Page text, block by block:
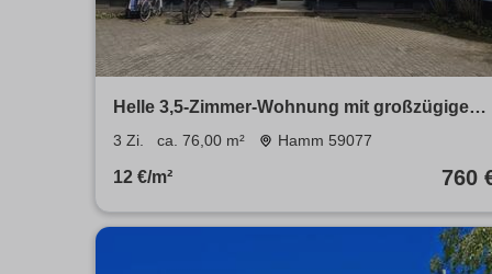
Helle 3,5-Zimmer-Wohnung mit großzügigem
Wohnbereich und Balkon!
3 Zi. ca. 76,00 m² Hamm 59077
12 €/m² 760